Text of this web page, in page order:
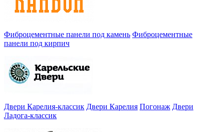
Фиброцементные панели под камень Фиброцементные
панели под кирпич
Двери Карелия-классик Двери Карелия Погонаж Двери
Ладога-классик